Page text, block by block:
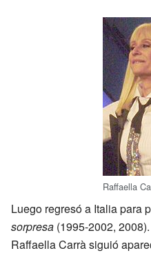
Raffaella
Luego regresó a Italia para
sorpresa (1995-2002,
Raffaella Carrà siguió